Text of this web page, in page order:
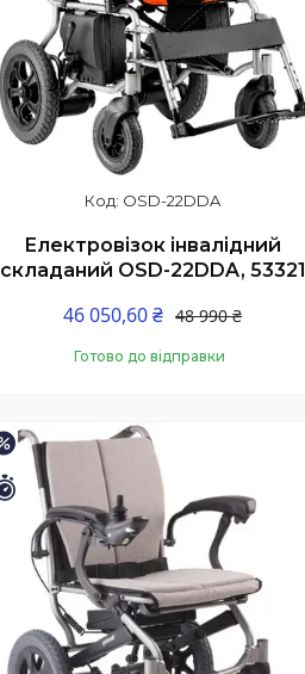
OSD-22DDA
Електровізок інвалідний
складаний OSD-22DDA, 53321
48 990 ₴
46 050,60 ₴
Готово до відправки
Купити
–5%
Залишилось 4 дні